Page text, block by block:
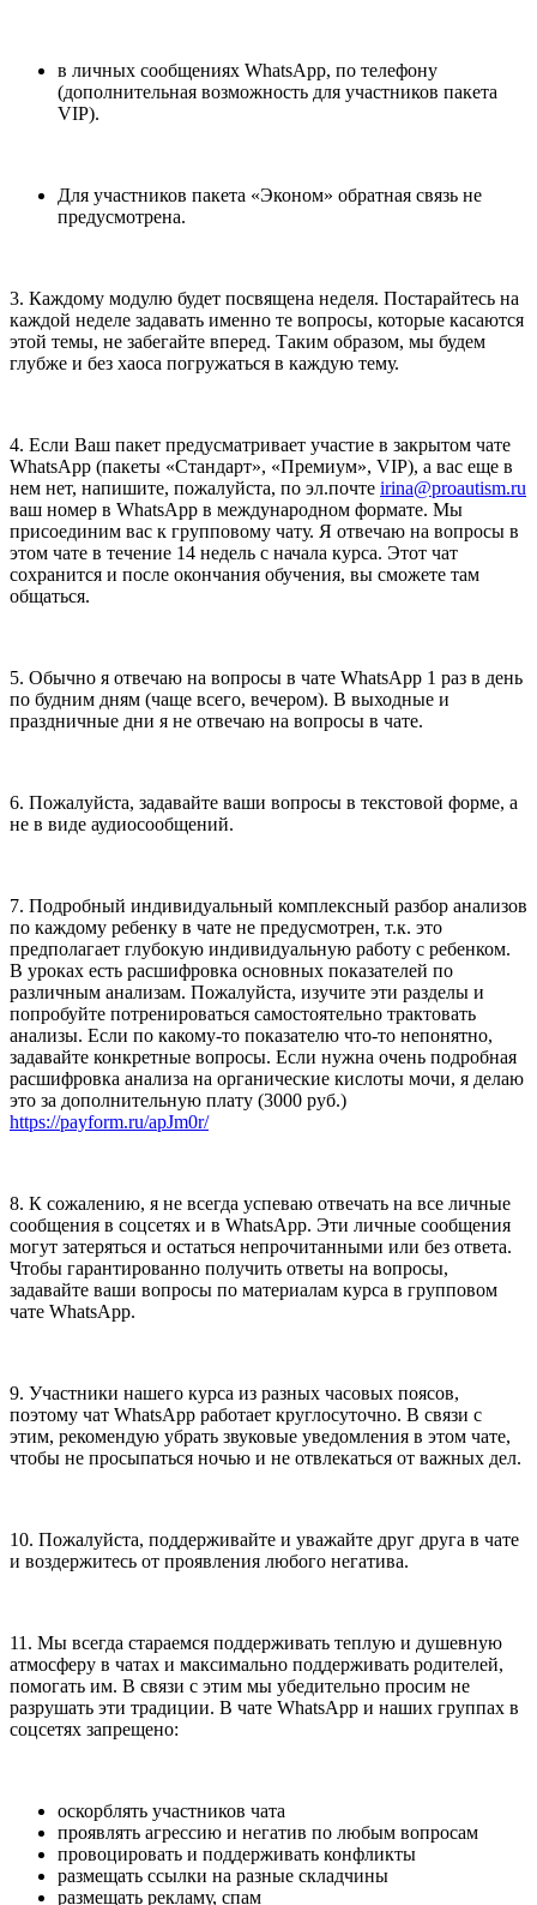
в личных сообщениях WhatsApp, по телефону
(дополнительная возможность для участников пакета
VIP).
Для участников пакета «Эконом» обратная связь не
предусмотрена.
3. Каждому модулю будет посвящена неделя. Постарайтесь на
каждой неделе задавать именно те вопросы, которые касаются
этой темы, не забегайте вперед. Таким образом, мы будем
глубже и без хаоса погружаться в каждую тему.
4. Если Ваш пакет предусматривает участие в закрытом чате
WhatsApp (пакеты «Стандарт», «Премиум», VIP), а вас еще в
нем нет, напишите, пожалуйста, по эл.почте irina@proautism.ru
ваш номер в WhatsApp в международном формате. Мы
присоединим вас к групповому чату. Я отвечаю на вопросы в
этом чате в течение 14 недель с начала курса. Этот чат
сохранится и после окончания обучения, вы сможете там
общаться.
5. Обычно я отвечаю на вопросы в чате WhatsApp 1 раз в день
по будним дням (чаще всего, вечером). В выходные и
праздничные дни я не отвечаю на вопросы в чате.
6. Пожалуйста, задавайте ваши вопросы в текстовой форме, а
не в виде аудиосообщений.
7. Подробный индивидуальный комплексный разбор анализов
по каждому ребенку в чате не предусмотрен, т.к. это
предполагает глубокую индивидуальную работу с ребенком.
В уроках есть расшифровка основных показателей по
различным анализам. Пожалуйста, изучите эти разделы и
попробуйте потренироваться самостоятельно трактовать
анализы. Если по какому-то показателю что-то непонятно,
задавайте конкретные вопросы. Если нужна очень подробная
расшифровка анализа на органические кислоты мочи, я делаю
это за дополнительную плату (3000 руб.)
https://payform.ru/apJm0r/
8. К сожалению, я не всегда успеваю отвечать на все личные
сообщения в соцсетях и в WhatsApp. Эти личные сообщения
могут затеряться и остаться непрочитанными или без ответа.
Чтобы гарантированно получить ответы на вопросы,
задавайте ваши вопросы по материалам курса в групповом
чате WhatsApp.
9. Участники нашего курса из разных часовых поясов,
поэтому чат WhatsApp работает круглосуточно. В связи с
этим, рекомендую убрать звуковые уведомления в этом чате,
чтобы не просыпаться ночью и не отвлекаться от важных дел.
10. Пожалуйста, поддерживайте и уважайте друг друга в чате
и воздержитесь от проявления любого негатива.
11. Мы всегда стараемся поддерживать теплую и душевную
атмосферу в чатах и максимально поддерживать родителей,
помогать им. В связи с этим мы убедительно просим не
разрушать эти традиции. В чате WhatsApp и наших группах в
соцсетях запрещено:
оскорблять участников чата
проявлять агрессию и негатив по любым вопросам
провоцировать и поддерживать конфликты
размещать ссылки на разные складчины
размещать рекламу, спам